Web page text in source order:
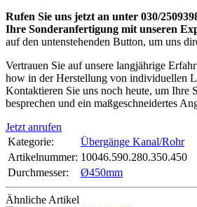
Rufen Sie uns jetzt an unter 030/
Ihre Sonderanfertigung mit unseren
auf den untenstehenden Button, um uns
Vertrauen Sie auf unsere langjährige
how in der Herstellung von individuellen
Kontaktieren Sie uns noch heute, um Ihre
besprechen und ein maßgeschneidertes
Jetzt anrufen
Kategorie:
Übergänge Kanal/Rohr
Artikelnummer: 10046.590.280.350.450
Durchmesser‍:
Ø450mm
Ähnliche Artikel